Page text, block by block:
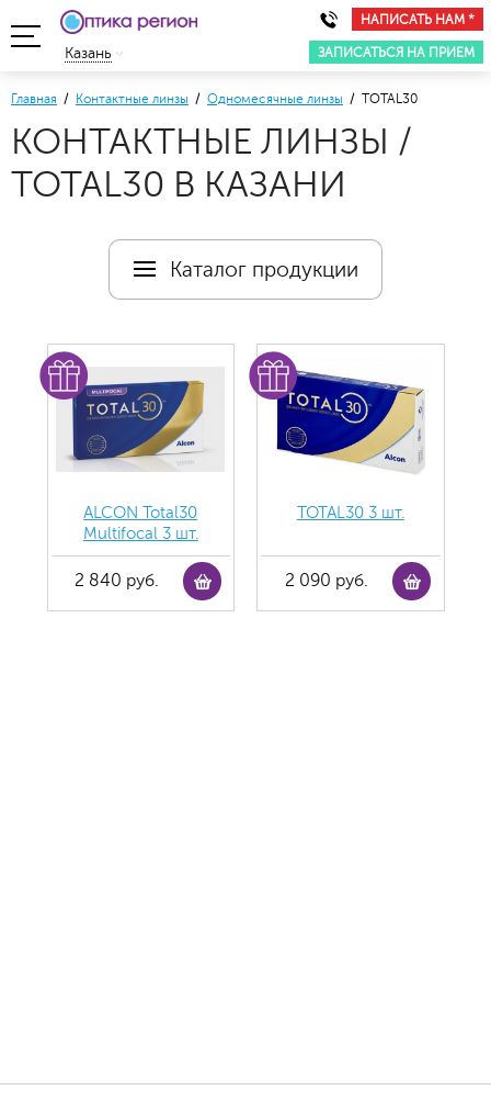
НАПИСАТЬ НАМ *
ЗАПИСАТЬСЯ НА ПРИЕМ
Казань
Главная / Контактные линзы / Одномесячные линзы / TOTAL30
КОНТАКТНЫЕ ЛИНЗЫ /
TOTAL30 В КАЗАНИ
Каталог продукции
ALCON Total30
Multifocal 3 шт.
2 840 руб.
TOTAL30 3 шт.
2 090 руб.